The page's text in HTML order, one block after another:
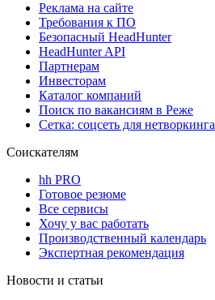
Реклама на сайте
Требования к ПО
Безопасный HeadHunter
HeadHunter API
Партнерам
Инвесторам
Каталог компаний
Поиск по вакансиям в Реже
Сетка: соцсеть для нетворкинга
Соискателям
hh PRO
Готовое резюме
Все сервисы
Хочу у вас работать
Производственный календарь
Экспертная рекомендация
Новости и статьи